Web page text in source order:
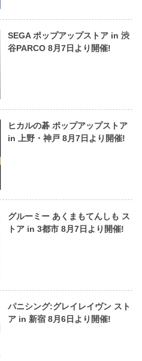
SEGA ポップアップストア in 渋
谷PARCO 8月7日より開催!
ヒカルの碁 ポップアップストア
in 上野・神戸 8月7日より開催!
グルーミー あくまもてんしも ス
トア in 3都市 8月7日より開催!
パニシング:グレイレイヴン スト
ア in 新宿 8月6日より開催!